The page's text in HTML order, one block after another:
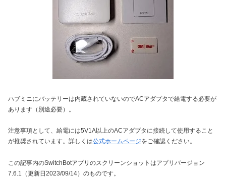
ハブミニにバッテリーは内蔵されていないのでACアダプタで給電する必要が
あります（別途必要）。
注意事項として、給電には5V1A以上のACアダプタに接続して使用すること
が推奨されています。詳しくは公式ホームページをご確認ください。
この記事内のSwitchBotアプリのスクリーンショットはアプリバージョン
7.6.1（更新日2023/09/14）のものです。